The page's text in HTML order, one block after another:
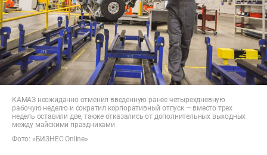
КАМАЗ неожиданно отменил введенную ранее четырехдневную
рабочую неделю и сократил корпоративный отпуск — вместо трех
недель оставили две, также отказались от дополнительных выходных
между майскими праздниками
Фото: «БИЗНЕС Online»